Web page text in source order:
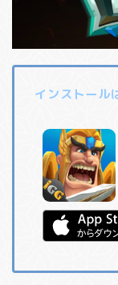
インストール